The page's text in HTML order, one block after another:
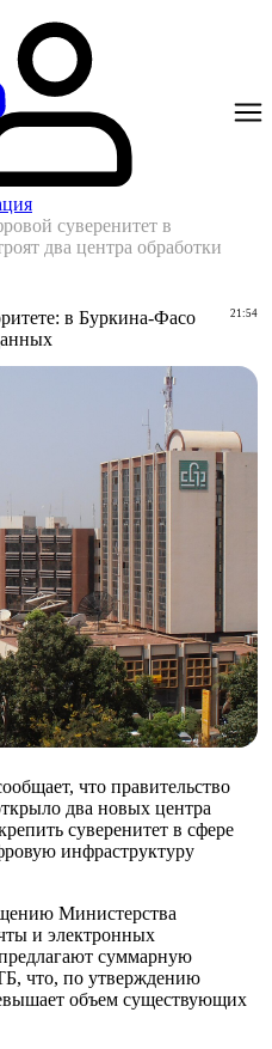
суверенитет в
два центра обработки
21:54
в Буркина-Фасо
что правительство
два новых центра
суверенитет в сфере
инфраструктуру
Министерства
и электронных
суммарную
что, по утверждению
объем существующих